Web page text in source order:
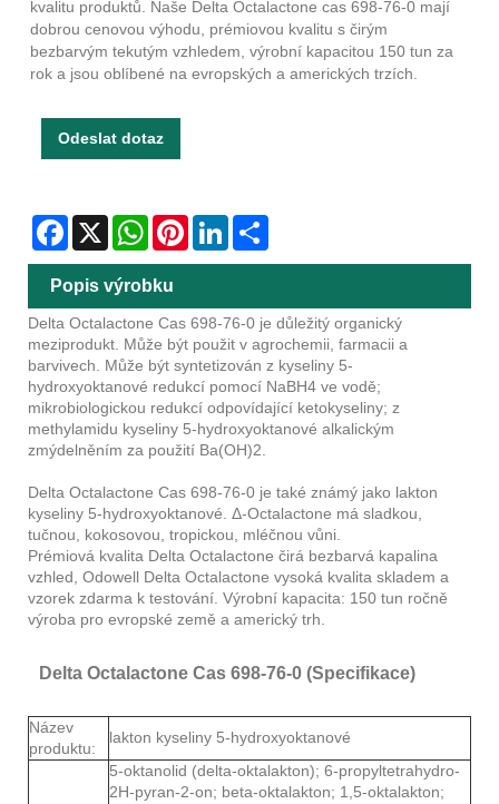
kvalitu produktů. Naše Delta Octalactone cas 698-76-0 mají
dobrou cenovou výhodu, prémiovou kvalitu s čirým
bezbarvým tekutým vzhledem, výrobní kapacitou 150 tun za
rok a jsou oblíbené na evropských a amerických trzích.
Odeslat dotaz
Facebook
X WhatsAppPinterestLinkedIn
Popis výrobku
Delta Octalactone Cas 698-76-0 je důležitý organický
meziprodukt. Může být použit v agrochemii, farmacii a
barvivech. Může být syntetizován z kyseliny 5-
hydroxyoktanové redukcí pomocí NaBH4 ve vodě;
mikrobiologickou redukcí odpovídající ketokyseliny; z
methylamidu kyseliny 5-hydroxyoktanové alkalickým
zmýdelněním za použití Ba(OH)2.
Delta Octalactone Cas 698-76-0 je také známý jako lakton
kyseliny 5-hydroxyoktanové. Δ-Octalactone má sladkou,
tučnou, kokosovou, tropickou, mléčnou vůni.
Prémiová kvalita Delta Octalactone čirá bezbarvá kapalina
vzhled, Odowell Delta Octalactone vysoká kvalita skladem a
vzorek zdarma k testování. Výrobní kapacita: 150 tun ročně
výroba pro evropské země a americký trh.
Delta Octalactone Cas 698-76-0 (Specifikace)
Název
produktu:
lakton kyseliny 5-hydroxyoktanové
5-oktanolid (delta-oktalakton); 6-propyltetrahydro-
2H-pyran-2-on; beta-oktalakton; 1,5-oktalakton;